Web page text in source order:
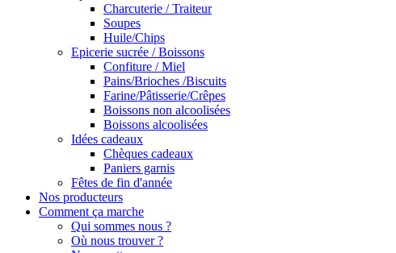
Charcuterie / Traiteur
Soupes
Huile/Chips
Epicerie sucrée / Boissons
Confiture / Miel
Pains/Brioches /Biscuits
Farine/Pâtisserie/Crêpes
Boissons non alcoolisées
Boissons alcoolisées
Idées cadeaux
Chèques cadeaux
Paniers garnis
Fêtes de fin d'année
Nos producteurs
Comment ça marche
Qui sommes nous ?
Où nous trouver ?